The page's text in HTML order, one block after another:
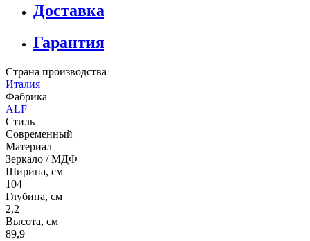
Доставка
Гарантия
Страна производства
Италия
Фабрика
ALF
Стиль
Современный
Материал
Зеркало / МДФ
Ширина, см
104
Глубина, см
2,2
Высота, см
89,9